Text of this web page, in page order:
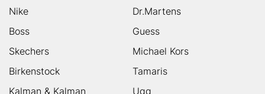
Nike
Dr.Martens
Boss
Guess
Skechers
Michael Kors
Birkenstock
Tamaris
Kalman & Kalman
Ugg